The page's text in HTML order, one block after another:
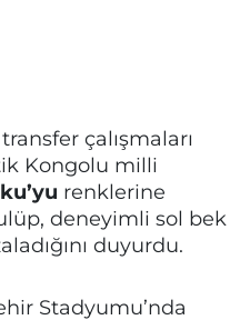
çalışmaları
Kongolu milli
renklerine
deneyimli sol bek
duyurdu.
Stadyumu’nda